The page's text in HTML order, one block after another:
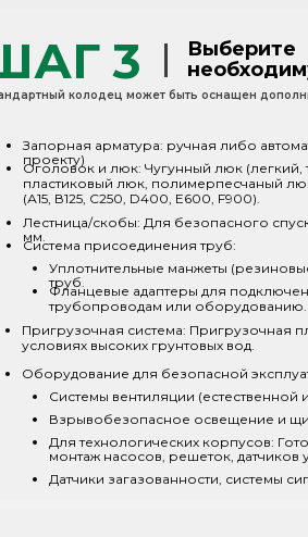
3
Выберите
Оголовок и люк: Чугунный люк (легкий,
пластиковый люк, полимерпесчаный
(А15, В125, С250, D400, Е600, F900).
Запорная арматура: ручная либо
проекту)
Лестница/скобы: Для безопасного
мм.
Система присоединения труб:
Пригрузочная система: Пригрузочная
условиях высоких грунтовых вод.
Оборудование для безопасной
Для технологических корпусов:
монтаж насосов, решеток, датчиков
Уплотнительные манжеты
труб.
Фланцевые адаптеры для
трубопроводам или оборудованию.
Системы вентиляции (естественной
Взрывобезопасное освещение и
Датчики загазованности, системы
колодец может быть оснащен